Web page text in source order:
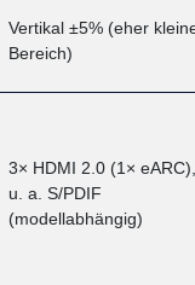
Vertikal ±5% (eher
Bereich)
3× HDMI 2.0 (1× eARC),
u. a. S/PDIF
(modellabhängig)